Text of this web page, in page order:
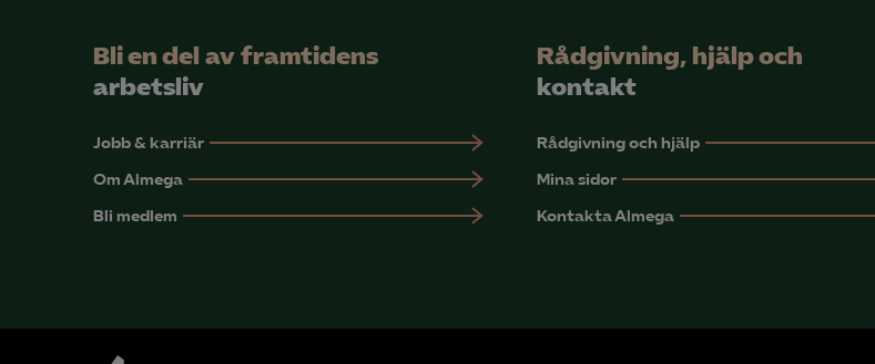
Bli en del av framtidens
arbetsliv
Jobb & karriär
Om Almega
Bli medlem
Rådgivning, hjälp och
kontakt
Rådgivning och hjälp
Mina sidor
Kontakta Almega